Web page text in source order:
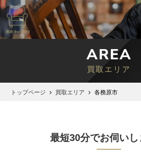
AREA
買取エリア
トップページ 買取エリア 各務原市
最短30分でお伺いし